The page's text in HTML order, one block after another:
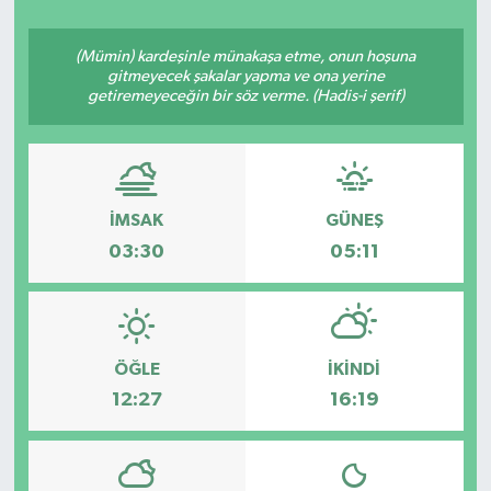
(Mümin) kardeşinle münakaşa etme, onun hoşuna
gitmeyecek şakalar yapma ve ona yerine
getiremeyeceğin bir söz verme. (Hadis-i şerif)
İMSAK
03:30
GÜNEŞ
05:11
ÖĞLE
12:27
İKINDI
16:19
Dış Haberler
EĞİTİM
EKONOMİ
English News
Finans
Flaş Haber
Gayrimenkul